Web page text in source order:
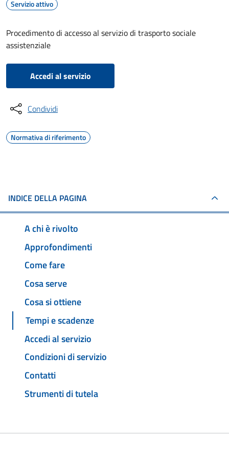
Servizio attivo
Procedimento di accesso al servizio di trasporto sociale
assistenziale
Accedi al servizio
Condividi
Normativa di riferimento
INDICE DELLA PAGINA
A chi è rivolto
Approfondimenti
Come fare
Cosa serve
Cosa si ottiene
Tempi e scadenze
Accedi al servizio
Condizioni di servizio
Contatti
Strumenti di tutela